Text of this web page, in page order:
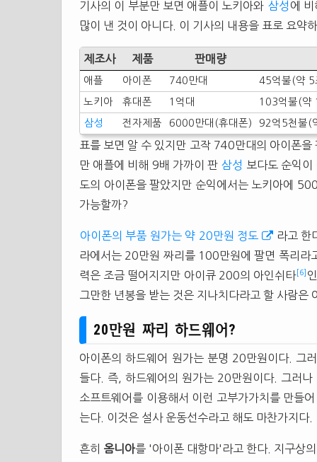
기사의 이 부분만 보면 애플이 노키아와 삼성 에
많이 낸 것이 아니다. 이 기사의 내용을 표로 요약
제조사 제품 판매량
애플 아이폰 740만대 45억불(약
노키아 휴대폰 1억대 103억불(약
삼성 전자제품 6000만대(휴대폰) 92억5천불(
표를 보면 알 수 있지만 고작 740만대의 아이폰을
만 애플에 비해 9배 가까이 판 삼성
보다도 순익
도의 아이폰을 팔았지만 순익에서는 노키아에
가능할까?
아이폰의 부품 원가는 약 20만원 정도
라고 한
라에서는 20만원 짜리를 100만원에 팔면 폭리라
력은 조금 떨어지지만 아이큐 200의 아인쉬타 [6]
그만한 년봉을 받는 것은 지나치다라고 할 사람
20만원 짜리 하드웨어?
아이폰의 하드웨어 원가는 분명 20만원이다. 그
들다. 즉, 하드웨어의 원가는 20만원이다. 그러
소프트웨어를 이용해서 이런 고부가가치를 만들
는다. 이것은 설사 운동선수라고 해도 마찬가지다.
흔히 옴니아를 '아이폰 대항마'라고 한다. 지구상